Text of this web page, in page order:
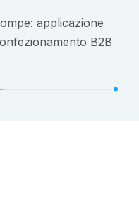
applicazione
B2B